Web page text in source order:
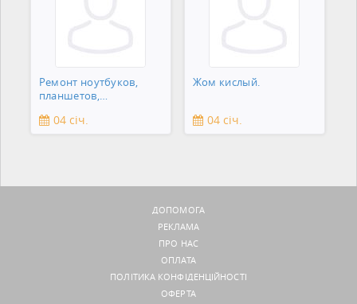
Ремонт ноутбуков,
планшетов,
зеркальны
04 січ.
Жом кислый.
04 січ.
ДОПОМОГА
РЕКЛАМА
ПРО НАС
ОПЛАТА
ПОЛІТИКА КОНФІДЕНЦІЙНОСТІ
ОФЕРТА